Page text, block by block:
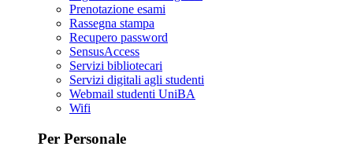
Prenotazione esami
Rassegna stampa
Recupero password
SensusAccess
Servizi bibliotecari
Servizi digitali agli studenti
Webmail studenti UniBA
Wifi
Per Personale